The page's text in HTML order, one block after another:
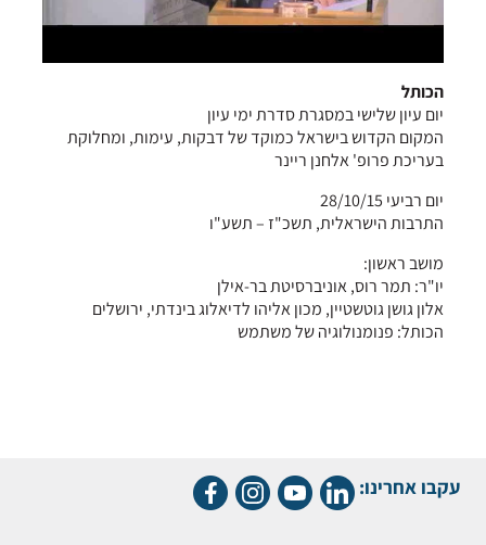
הכותל
יום עיון שלישי במסגרת סדרת ימי עיון
המקום הקדוש בישראל כמוקד של דבקות, עימות, ומחלוקת
בעריכת פרופ' אלחנן ריינר
יום רביעי 28/10/15
התרבות הישראלית, תשכ"ז – תשע"ו
מושב ראשון:
יו"ר: תמר רוס, אוניברסיטת בר-אילן
אלון גושן גוטשטיין, מכון אליהו לדיאלוג בינדתי, ירושלים
הכותל: פנומנולוגיה של משתמש
עקבו אחרינו: